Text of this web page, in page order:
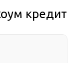
кредит